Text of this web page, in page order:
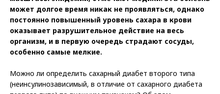
может долгое время никак не проявляться, однако
постоянно повышенный уровень сахара в крови
оказывает разрушительное действие на весь
организм, и в первую очередь страдают сосуды,
особенно самые мелкие.
Можно ли определить сахарный диабет второго типа
(неинсулинозависимый, в отличие от сахарного диабета